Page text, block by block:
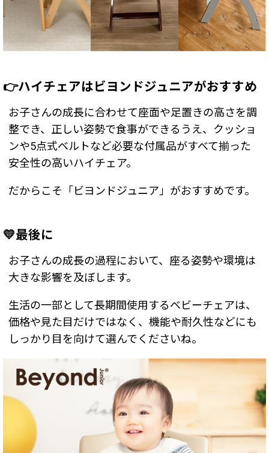
👉ハイチェアはビヨンドジュニアがおすすめ
お子さんの成長に合わせて座面や足置きの高さを調
整でき、正しい姿勢で食事ができるうえ、クッショ
ンや5点式ベルトなど必要な付属品がすべて揃った
安全性の高いハイチェア。
だからこそ「ビヨンドジュニア」がおすすめです。
💛最後に
お子さんの成長の過程において、座る姿勢や環境は
大きな影響を及ぼします。
生活の一部として長期間使用するベビーチェアは、
価格や見た目だけではなく、機能や耐久性などにも
しっかり目を向けて選んでくださいね。